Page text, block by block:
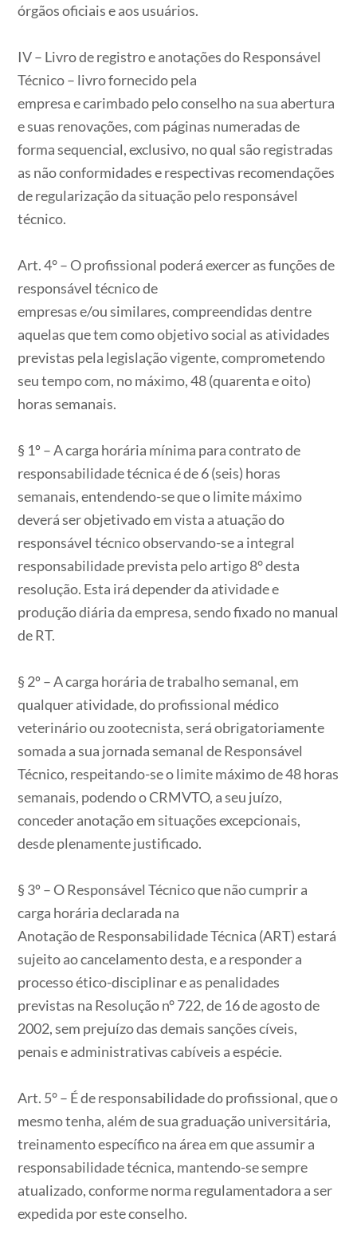
órgãos oficiais e aos usuários.
IV – Livro de registro e anotações do Responsável
Técnico – livro fornecido pela
empresa e carimbado pelo conselho na sua abertura
e suas renovações, com páginas numeradas de
forma sequencial, exclusivo, no qual são registradas
as não conformidades e respectivas recomendações
de regularização da situação pelo responsável
técnico.
Art. 4° – O profissional poderá exercer as funções de
responsável técnico de
empresas e/ou similares, compreendidas dentre
aquelas que tem como objetivo social as atividades
previstas pela legislação vigente, comprometendo
seu tempo com, no máximo, 48 (quarenta e oito)
horas semanais.
§ 1º – A carga horária mínima para contrato de
responsabilidade técnica é de 6 (seis) horas
semanais, entendendo-se que o limite máximo
deverá ser objetivado em vista a atuação do
responsável técnico observando-se a integral
responsabilidade prevista pelo artigo 8° desta
resolução. Esta irá depender da atividade e
produção diária da empresa, sendo fixado no manual
de RT.
§ 2º – A carga horária de trabalho semanal, em
qualquer atividade, do profissional médico
veterinário ou zootecnista, será obrigatoriamente
somada a sua jornada semanal de Responsável
Técnico, respeitando-se o limite máximo de 48 horas
semanais, podendo o CRMVTO, a seu juízo,
conceder anotação em situações excepcionais,
desde plenamente justificado.
§ 3º – O Responsável Técnico que não cumprir a
carga horária declarada na
Anotação de Responsabilidade Técnica (ART) estará
sujeito ao cancelamento desta, e a responder a
processo ético-disciplinar e as penalidades
previstas na Resolução n° 722, de 16 de agosto de
2002, sem prejuízo das demais sanções cíveis,
penais e administrativas cabíveis a espécie.
Art. 5° – É de responsabilidade do profissional, que o
mesmo tenha, além de sua graduação universitária,
treinamento específico na área em que assumir a
responsabilidade técnica, mantendo-se sempre
atualizado, conforme norma regulamentadora a ser
expedida por este conselho.